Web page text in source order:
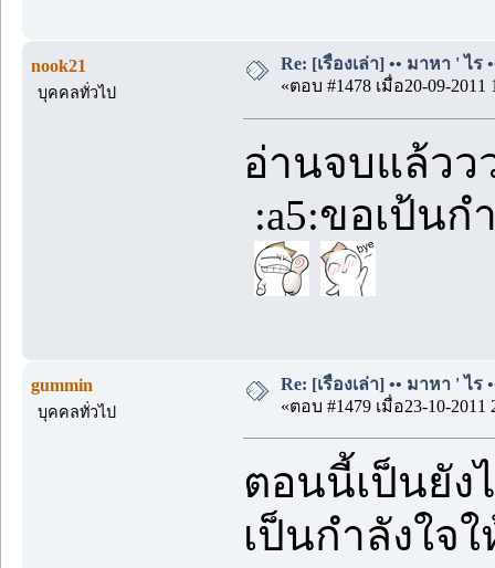
nook21
บุคคลทั่วไป
Re: [เรื่องเล่า] •• มาหา ' ไร
«ตอบ #1478 เมื่อ20-09-2011
อ่านจบแล้วว
:a5:ขอเป้นก
gummin
บุคคลทั่วไป
Re: [เรื่องเล่า] •• มาหา ' ไร
«ตอบ #1479 เมื่อ23-10-2011
ตอนนี้เป็นยัง
เป็นกำลังใจ